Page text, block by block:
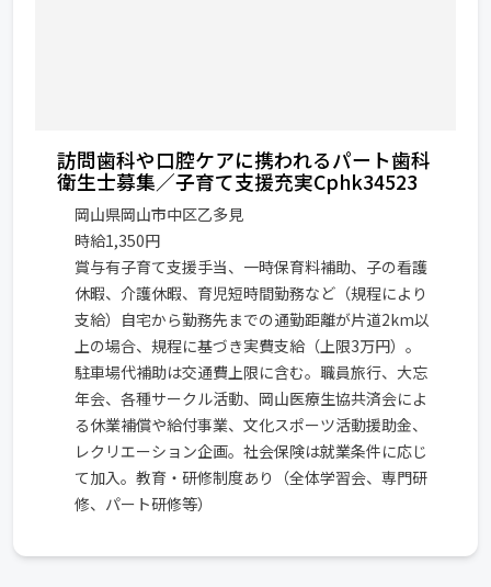
訪問歯科や口腔ケアに携われるパート歯科
衛生士募集／子育て支援充実Cphk34523
岡山県岡山市中区乙多見
時給1,350円
賞与有子育て支援手当、一時保育料補助、子の看護
休暇、介護休暇、育児短時間勤務など（規程により
支給）自宅から勤務先までの通勤距離が片道2km以
上の場合、規程に基づき実費支給（上限3万円）。
駐車場代補助は交通費上限に含む。職員旅行、大忘
年会、各種サークル活動、岡山医療生協共済会によ
る休業補償や給付事業、文化スポーツ活動援助金、
レクリエーション企画。社会保険は就業条件に応じ
て加入。教育・研修制度あり（全体学習会、専門研
修、パート研修等）